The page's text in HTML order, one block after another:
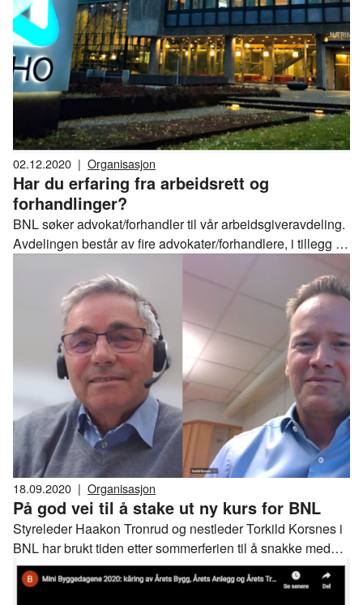
02.12.2020 | Organisasjon
Har du erfaring fra arbeidsrett og
forhandlinger?
BNL søker advokat/forhandler til vår arbeidsgiveravdeling.
Avdelingen består av fire advokater/forhandlere, i tillegg til
BNL vil du inngå i et spennende og hyggelig miljø der høyt
faglig nivå og god kvalitet i rådgivningen til våre
medlemsbedrifter står i sentrum.
18.09.2020 | Organisasjon
På god vei til å stake ut ny kurs for BNL
Styreleder Haakon Tronrud og nestleder Torkild Korsnes i
BNL har brukt tiden etter sommerferien til å snakke med
alle bransjedirektører og styreledere om veien videre for
BNL etter at Byggmesterforbundet medelte i juni at